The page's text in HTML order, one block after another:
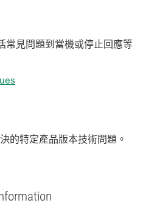
常見問題到 當機或停止回應等
的特定產品版本技術問題。